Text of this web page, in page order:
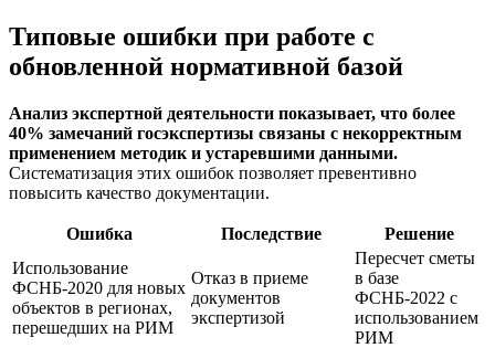
Типовые ошибки при работе с
обновленной нормативной базой
Анализ экспертной деятельности показывает, что более
40% замечаний госэкспертизы связаны с некорректным
применением методик и устаревшими данными.
Систематизация этих ошибок позволяет превентивно
повысить качество документации.
Ошибка Последствие
Решение
Использование
ФСНБ-2020 для новых
объектов в регионах,
перешедших на РИМ
Отказ в приеме
документов
экспертизой
Пересчет сметы
в базе
ФСНБ-2022 с
использованием
РИМ